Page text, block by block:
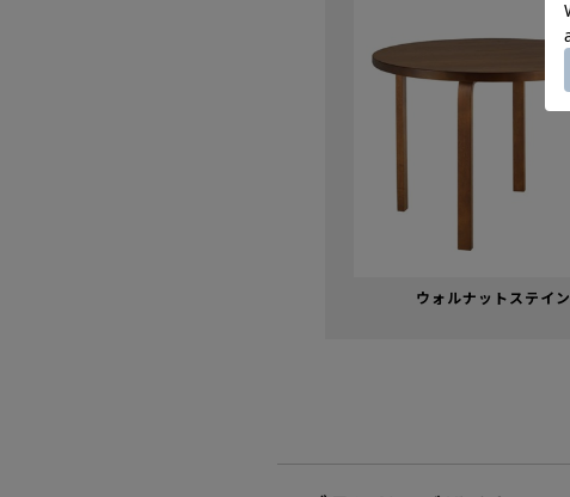
ウォルナットステイン